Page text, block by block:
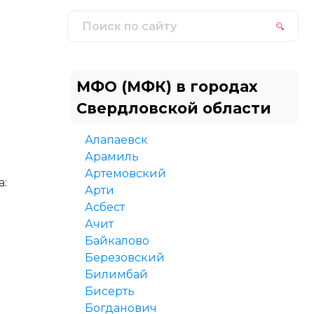
МФО (МФК) в городах
Свердловской области
Алапаевск
Арамиль
Артемовский
Арти
Асбест
Ачит
Байкалово
Березовский
Билимбай
Бисерть
Богданович